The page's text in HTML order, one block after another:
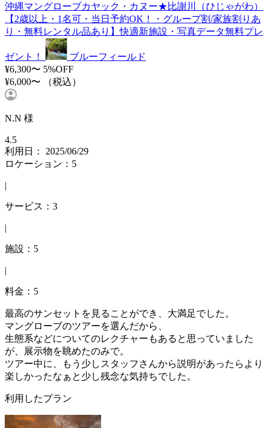
沖縄マングローブカヤック・カヌー★比謝川（ひじゃがわ）
【2歳以上・1名可・当日予約OK！・グループ割/家族割りあ
り・無料レンタル品あり】快適新施設・写真データ無料プレ
ゼント！
ブルーフィールド
¥6,300〜 5%OFF
¥6,000〜
（税込）
N.N 様
4.5
利用日： 2025/06/29
ロケーション：5
|
サービス：3
|
施設：5
|
料金：5
最高のサンセットを見ることができ、大満足でした。
マングローブのツアーを選んだから、
生態系などについてのレクチャーもあると思っていました
が、展示物を眺めたのみで。
ツアー中に、もう少しスタッフさんから説明があったらより
楽しかったなぁと少し残念な気持ちでした。
利用したプラン